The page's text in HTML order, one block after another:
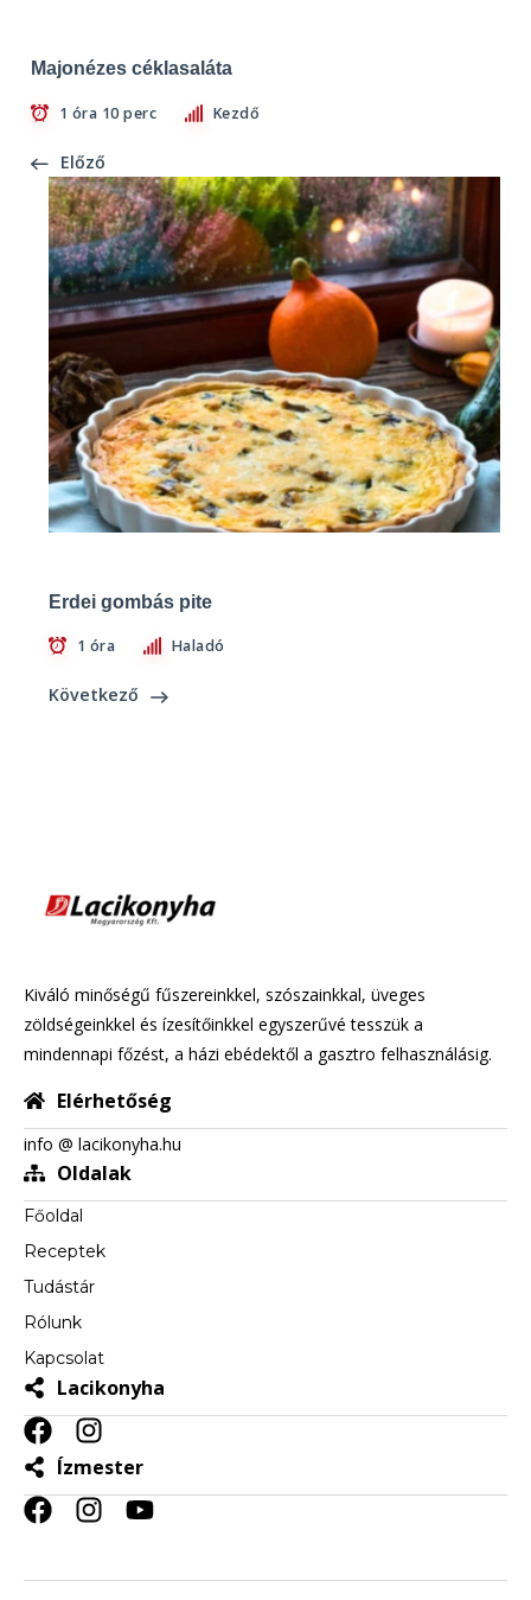
Majonézes céklasaláta
1 óra 10 perc Kezdő
Előző
Erdei gombás pite
1 óra Haladó
Következő
Kiváló minőségű fűszereinkkel, szószainkkal, üveges
zöldségeinkkel és ízesítőinkkel egyszerűvé tesszük a
mindennapi főzést, a házi ebédektől a gasztro felhasználásig.
Elérhetőség
info @ lacikonyha.hu
Oldalak
Főoldal
Receptek
Tudástár
Rólunk
Kapcsolat
Lacikonyha
Ízmester